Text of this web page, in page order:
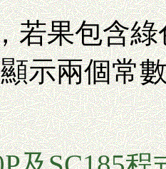
若果包含
示兩個常